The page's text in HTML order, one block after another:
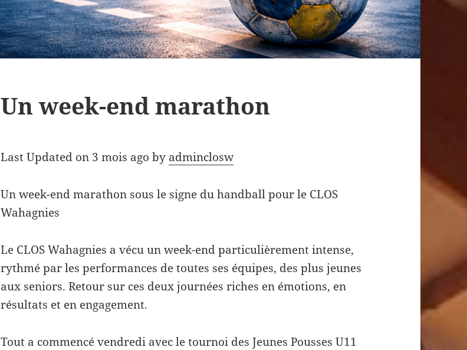
Un week-end marathon
Last Updated on 3 mois ago by adminclosw
Un week-end marathon sous le signe du handball pour le CLOS
Wahagnies
Le CLOS Wahagnies a vécu un week-end particulièrement intense,
rythmé par les performances de toutes ses équipes, des plus jeunes
aux seniors. Retour sur ces deux journées riches en émotions, en
résultats et en engagement.
Tout a commencé vendredi avec le tournoi des Jeunes Pousses U11